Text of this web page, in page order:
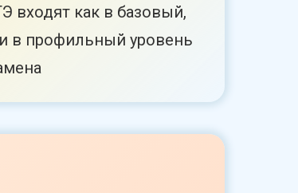
входят как в базовый,
в профильный уровень